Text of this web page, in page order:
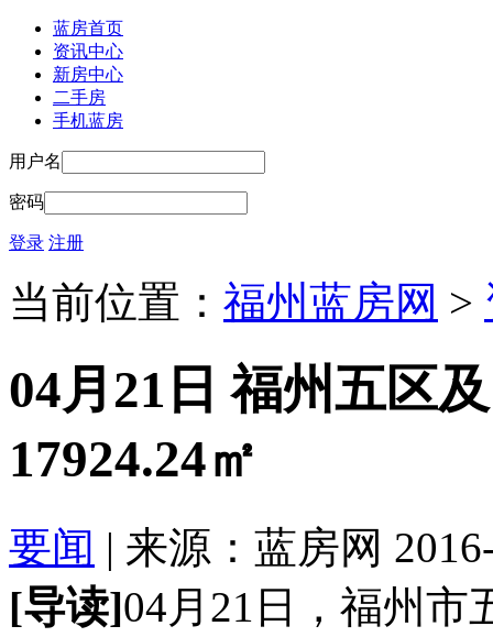
蓝房首页
资讯中心
新房中心
二手房
手机蓝房
用户名
密码
登录 注册
当前位置： 福州蓝房网 >
04月21日 福州五区
17924.24㎡
要闻 | 来源：蓝房网
[导读]04月21日，福州市